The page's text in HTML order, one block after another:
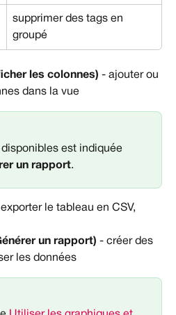
supprimer des tags en
groupé
les colonnes) - ajouter ou
dans la vue
est indiquée
un rapport.
le tableau en CSV,
un rapport) - créer des
les données